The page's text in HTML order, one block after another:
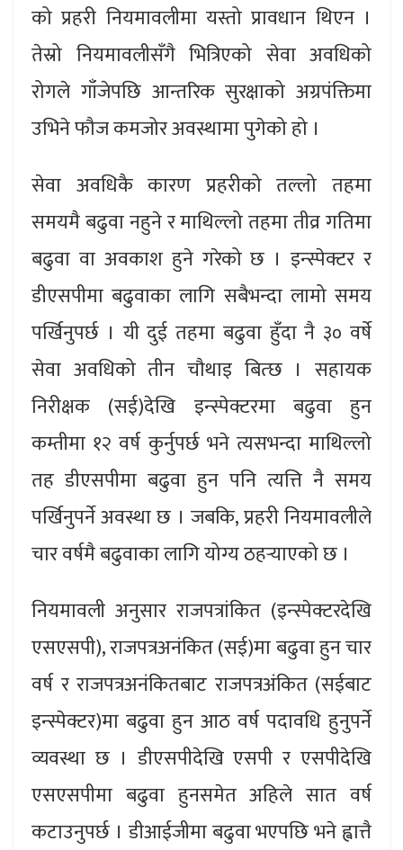
को प्रहरी नियमावलीमा यस्तो प्रावधान थिएन ।
तेस्रो नियमावलीसँगै भित्रिएको सेवा अवधिको
रोगले गाँजेपछि आन्तरिक सुरक्षाको अग्रपंक्तिमा
उभिने फौज कमजोर अवस्थामा पुगेको हो ।
सेवा अवधिकै कारण प्रहरीको तल्लो तहमा
समयमै बढुवा नहुने र माथिल्लो तहमा तीव्र गतिमा
बढुवा वा अवकाश हुने गरेको छ । इन्स्पेक्टर र
डीएसपीमा बढुवाका लागि सबैभन्दा लामो समय
पर्खिनुपर्छ । यी दुई तहमा बढुवा हुँदा नै ३० वर्षे
सेवा अवधिको तीन चौथाइ बित्छ । सहायक
निरीक्षक (सई)देखि इन्स्पेक्टरमा बढुवा हुन
कम्तीमा १२ वर्ष कुर्नुपर्छ भने त्यसभन्दा माथिल्लो
तह डीएसपीमा बढुवा हुन पनि त्यत्ति नै समय
पर्खिनुपर्ने अवस्था छ । जबकि, प्रहरी नियमावलीले
चार वर्षमै बढुवाका लागि योग्य ठहर्‍याएको छ ।
नियमावली अनुसार राजपत्रांकित (इन्स्पेक्टरदेखि
एसएसपी), राजपत्रअनंकित (सई)मा बढुवा हुन चार
वर्ष र राजपत्रअनंकितबाट राजपत्रअंकित (सईबाट
इन्स्पेक्टर)मा बढुवा हुन आठ वर्ष पदावधि हुनुपर्ने
व्यवस्था छ । डीएसपीदेखि एसपी र एसपीदेखि
एसएसपीमा बढुवा हुनसमेत अहिले सात वर्ष
कटाउनुपर्छ । डीआईजीमा बढुवा भएपछि भने ह्वात्तै